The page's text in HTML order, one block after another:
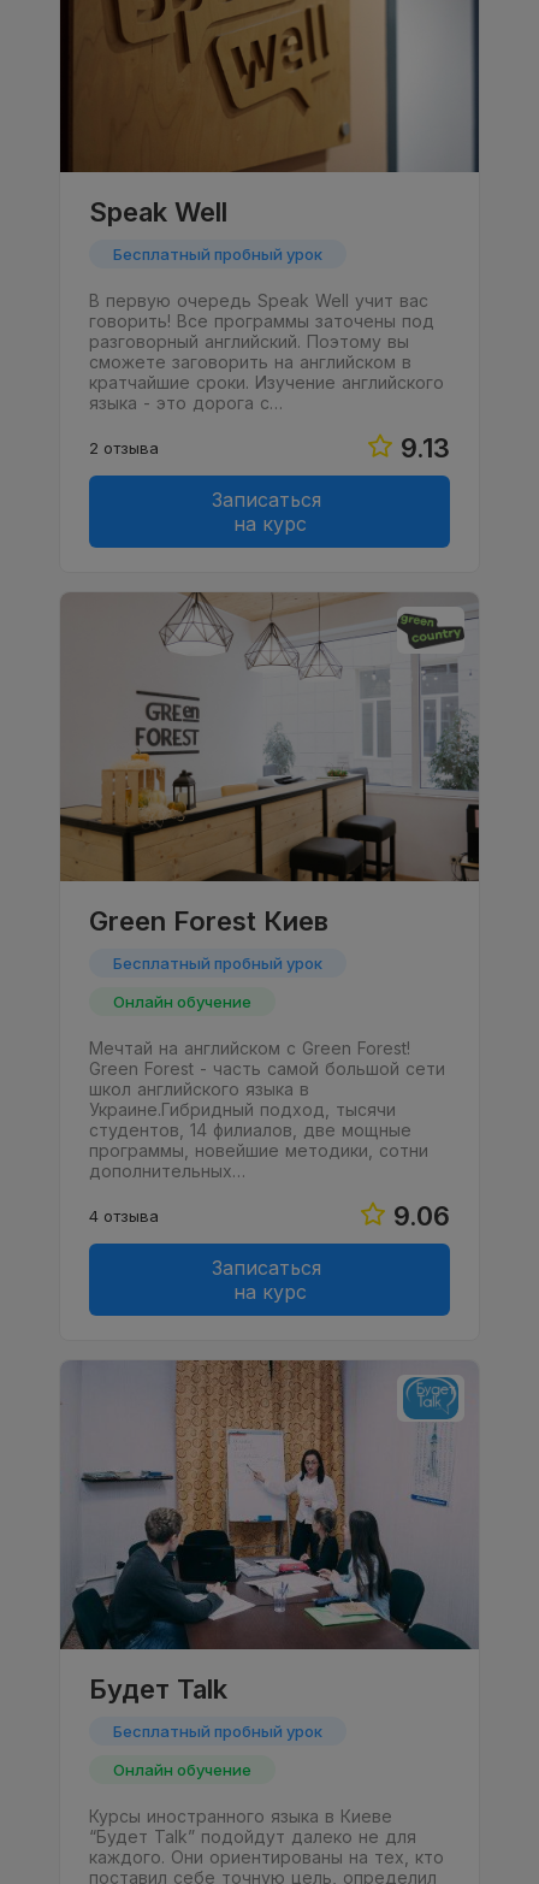
Speak Well
Бесплатный пробный урок
В первую очередь Speak Well учит вас
говорить! Все программы заточены под
разговорный английский. Поэтому вы
сможете заговорить на английском в
кратчайшие сроки. Изучение английского
языка - это дорога с…
9.13
2 отзыва
Записаться
на курс
Green Forest Киев
Бесплатный пробный урок
Онлайн обучение
Мечтай на английском с Green Forest!
Green Forest - часть самой большой сети
школ английского языка в
Украине.Гибридный подход, тысячи
студентов, 14 филиалов, две мощные
программы, новейшие методики, сотни
дополнительных…
9.06
4 отзыва
Записаться
на курс
Будет Talk
Бесплатный пробный урок
Онлайн обучение
Курсы иностранного языка в Киеве
“Будет Talk” подойдут далеко не для
каждого. Они ориентированы на тех, кто
поставил себе точную цель, определил